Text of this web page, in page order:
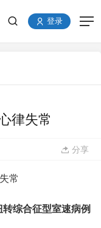
登录
律失常
分享
常
综合征型室速病例